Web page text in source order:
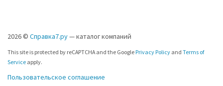
2026 © Справка7.ру— каталог компаний
This site is protected by reCAPTCHA and the Google Privacy Policy and Terms of
Service apply.
Пользовательское соглашение